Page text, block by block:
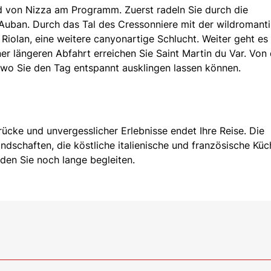
Nizza am Programm. Zuerst radeln Sie durch die
Durch das Tal des Cressonniere mit der
eine weitere canyonartige Schlucht. Weiter geht es
längeren Abfahrt erreichen Sie Saint Martin du Var.
Sie den Tag entspannt ausklingen lassen können.
und unvergesslicher Erlebnisse endet Ihre Reise. Die
die köstliche italienische und französische
Sie noch lange begleiten.